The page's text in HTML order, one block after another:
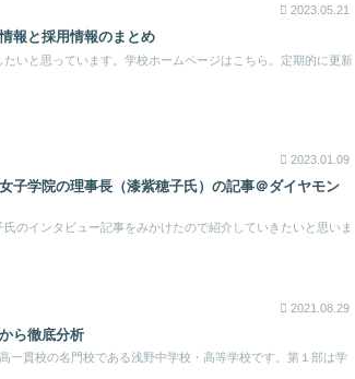
2023.05.21
報と採用情報のまとめ
いと思っています。学校ホームページはこちら。定期的に更新
2023.01.09
子学院の理事長（漆紫穂子氏）の記事＠ダイヤモン
のインタビュー記事をみかけたので紹介していきたいと思いま
2021.08.29
ら徹底分析
一貫校の名門校である浅野中学校・高等学校です。第１部は学